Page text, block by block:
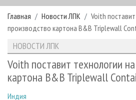
РУБРИКИ И ТЕМЫ
РУБРИКИ ЖУРНАЛА
ЛЕСОЗАГОТОВКА
ЛЕСОПИЛЕНИЕ
НОВОСТИ
НОВОСТИ ЛПК
НОВОСТИ ЖУРНАЛА
ПРОЕКТЫ ЛПИ
АНАЛИТИКА
ПРЕДПРИЯТИЯ ЛПК
АРХИВ
АРХИВ ЖУРНАЛОВ
О ЖУРНАЛЕ
РЕКЛАМОДАТЕЛЯМ
Главная Новости ЛПК
Voith
производство картона B&B Triplewall
НОВОСТИ ЛПК
Voith поставит технологии
картона B&B Triplewall
Индия